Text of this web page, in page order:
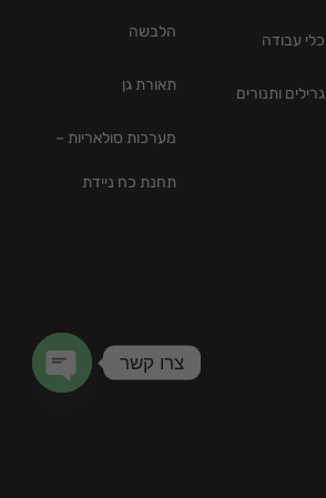
כלי עבודה
גרילים ותנורים
הלבשה
תאורת גן
מערכות סולאריות –
תחנת כח ניידת
צרו קשר